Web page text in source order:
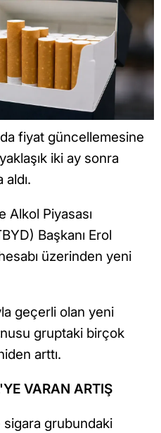
fiyat güncellemesine
iki ay sonra
Alkol Piyasası
Başkanı Erol
üzerinden yeni
geçerli olan yeni
gruptaki birçok
arttı.
VARAN ARTIŞ
grubundaki